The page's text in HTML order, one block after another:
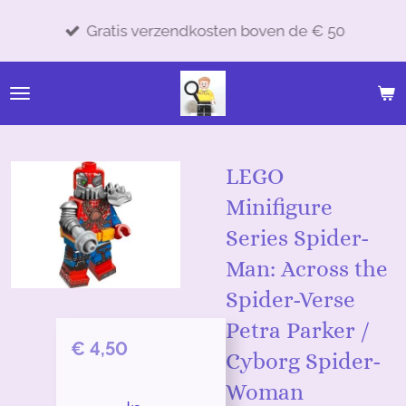
de
hoofdinhoud
Gratis verzendkosten boven de € 50
LEGO
Minifigure
Series Spider-
Man: Across the
Spider-Verse
Petra Parker /
Cyborg Spider-
Woman
€ 4,50